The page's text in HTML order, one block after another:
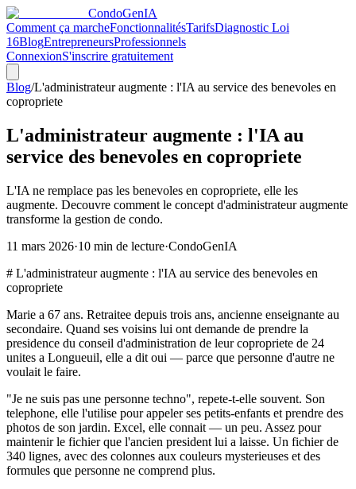
CondoGenIA
Comment ça marcheFonctionnalitésTarifsDiagnostic Loi
16BlogEntrepreneursProfessionnels
ConnexionS'inscrire gratuitement
Blog/L'administrateur augmente : l'IA au service des benevoles en
copropriete
L'administrateur augmente : l'IA au
service des benevoles en copropriete
L'IA ne remplace pas les benevoles en copropriete, elle les
augmente. Decouvre comment le concept d'administrateur augmente
transforme la gestion de condo.
11 mars 2026·10 min de lecture·CondoGenIA
# L'administrateur augmente : l'IA au service des benevoles en
copropriete
Marie a 67 ans. Retraitee depuis trois ans, ancienne enseignante au
secondaire. Quand ses voisins lui ont demande de prendre la
presidence du conseil d'administration de leur copropriete de 24
unites a Longueuil, elle a dit oui — parce que personne d'autre ne
voulait le faire.
"Je ne suis pas une personne techno", repete-t-elle souvent. Son
telephone, elle l'utilise pour appeler ses petits-enfants et prendre des
photos de son jardin. Excel, elle connait — un peu. Assez pour
maintenir le fichier que l'ancien president lui a laisse. Un fichier de
340 lignes, avec des colonnes aux couleurs mysterieuses et des
formules que personne ne comprend plus.